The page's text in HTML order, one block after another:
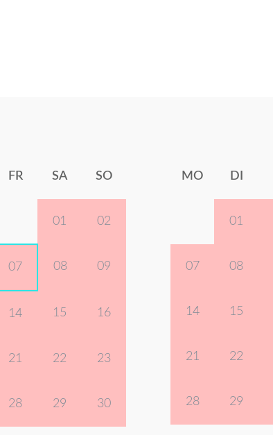
FR SA SO
01 02
07 08 09
14 15 16
21 22 23
28 29 30
MO DI
01
07 08
14 15
21 22
28 29